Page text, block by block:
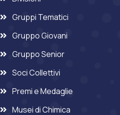
Gruppi Tematici
Gruppo Giovani
Gruppo Senior
Soci Collettivi
Premi e Medaglie
Musei di Chimica